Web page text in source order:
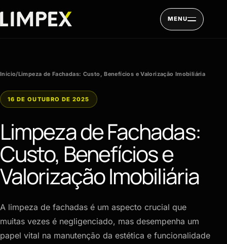
MENU
Início/Limpeza de Fachadas: Custo, Benefícios e Valorização Imobiliária
16 DE OUTUBRO DE 2025
Limpeza de Fachadas:
Custo, Benefícios e
Valorização Imobiliária
A limpeza de fachadas é um aspecto crucial que
muitas vezes é negligenciado, mas desempenha um
papel vital na manutenção da estética e funcionalidade